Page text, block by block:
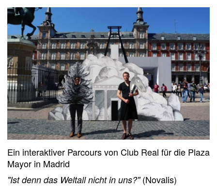
Ein interaktiver Parcours von Club Real für die Plaza
Mayor in Madrid
"Ist denn das Weltall nicht in uns?"(Novalis)